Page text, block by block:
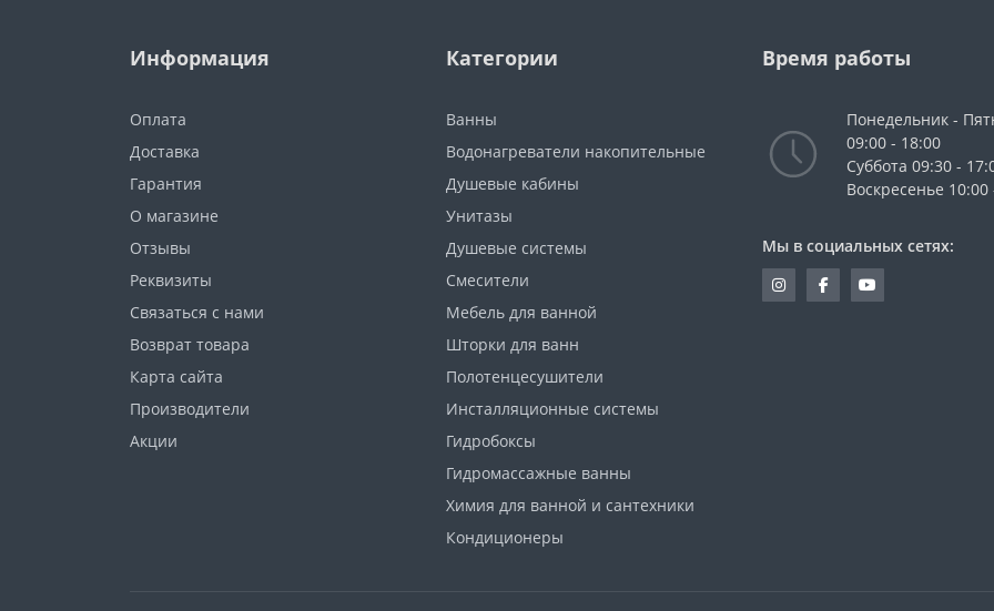
Информация
Оплата
Доставка
Гарантия
О магазине
Отзывы
Реквизиты
Связаться с нами
Возврат товара
Карта сайта
Производители
Акции
Категории
Ванны
Водонагреватели накопительные
Душевые кабины
Унитазы
Душевые системы
Смесители
Мебель для ванной
Шторки для ванн
Полотенцесушители
Инсталляционные системы
Гидробоксы
Гидромассажные ванны
Химия для ванной и сантехники
Кондиционеры
Время работы
Понедельник -
09:00 - 18:00
Cуббота 09:30 -
Воскресенье 10:00
Мы в социальных сетях: